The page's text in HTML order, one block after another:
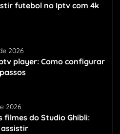
futebol no Iptv com 4k
2026
player: Como configurar
2026
filmes do Studio Ghibli: